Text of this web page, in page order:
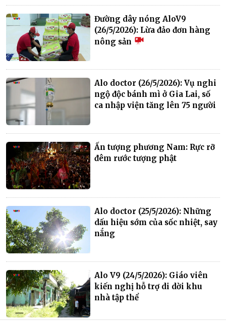
Đường dây nóng AloV9
(26/5/2026): Lừa đảo đơn hàng
nông sản
Alo doctor (26/5/2026): Vụ nghi
ngộ độc bánh mì ở Gia Lai, số
ca nhập viện tăng lên 75 người
Ấn tượng phương Nam: Rực rỡ
đêm rước tượng phật
Alo doctor (25/5/2026): Những
dấu hiệu sớm của sốc nhiệt, say
nắng
Alo V9 (24/5/2026): Giáo viên
kiến nghị hỗ trợ di dời khu
nhà tập thể